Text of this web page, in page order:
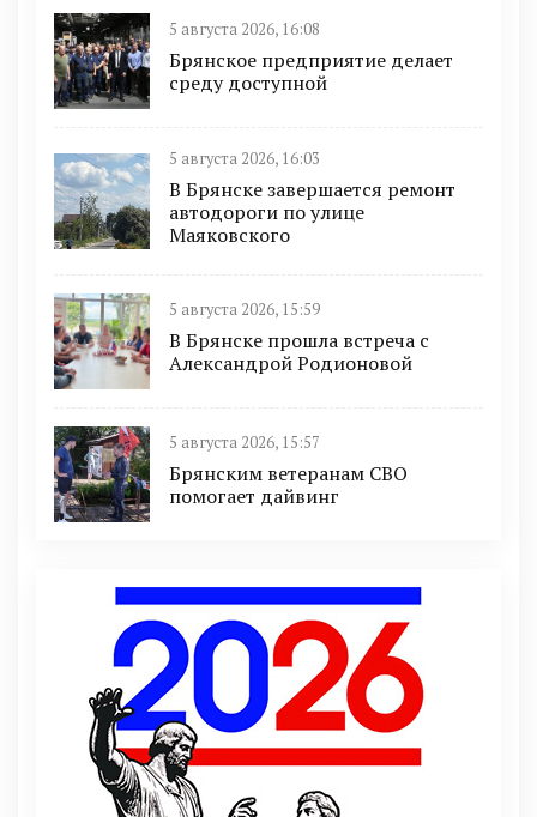
5 августа 2026, 16:08
Брянское предприятие делает
среду доступной
5 августа 2026, 16:03
В Брянске завершается ремонт
автодороги по улице
Маяковского
5 августа 2026, 15:59
В Брянске прошла встреча с
Александрой Родионовой
5 августа 2026, 15:57
Брянским ветеранам СВО
помогает дайвинг